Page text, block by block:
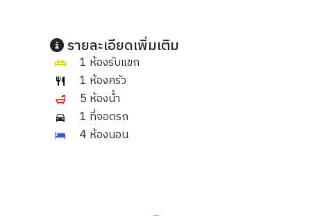
รายละเอียดเพิ่มเติม
1 ห้องรับแขก
1 ห้องครัว
5 ห้องน้ำ
1 ที่จอดรถ
4 ห้องนอน